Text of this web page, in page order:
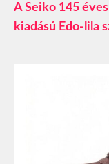
A Seiko 145
kiadású Edo-lila